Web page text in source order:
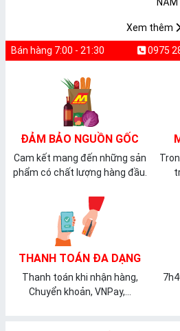
Xem thêm
Bán hàng 7:00 - 21:30 0975
ĐẢM BẢO NGUỒN GỐC
Cam kết mang đến những sản
phẩm có chất lượng hàng đầu.
THANH TOÁN ĐA DẠNG
Thanh toán khi nhận hàng,
Chuyển khoản, VNPay,...